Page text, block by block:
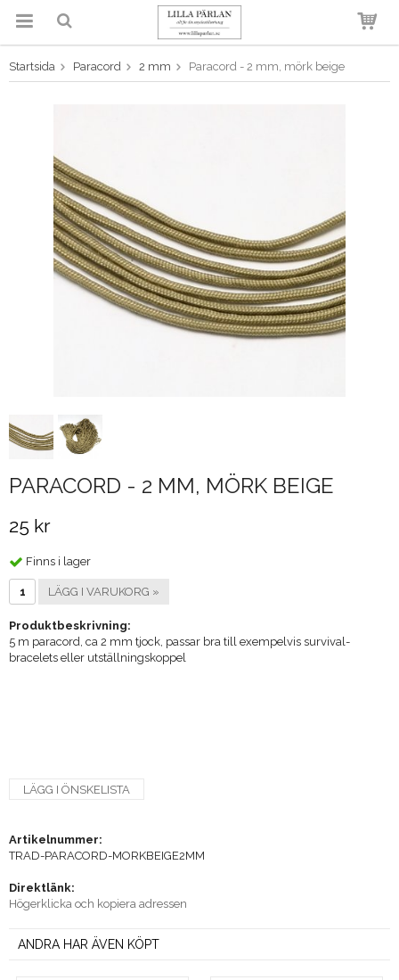
Produkten har blivit tillagd i
varukorgen
Startsida Paracord 2 mm Paracord - 2 mm, mörk beige
PARACORD - 2 MM, MÖRK BEIGE
25 kr
Finns i lager
LÄGG I VARUKORG »
Produktbeskrivning:
5 m paracord, ca 2 mm tjock, passar bra till exempelvis survival-
bracelets eller utställningskoppel
LÄGG I ÖNSKELISTA
Artikelnummer:
TRAD-PARACORD-MORKBEIGE2MM
Direktlänk:
Högerklicka och kopiera adressen
ANDRA HAR ÄVEN KÖPT